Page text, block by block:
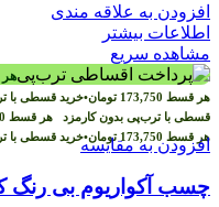
افزودن به علاقه مندی
اطلاعات بیشتر
مشاهده سریع
هر قسط 173,750 تومان•خرید قسطی با
قسطی با ترب‌پی بدون کارمزد هر قسط
هر قسط 173,750 تومان•خرید قسطی باافزودن به مقایسه
چسب آکواریوم بی رنگ